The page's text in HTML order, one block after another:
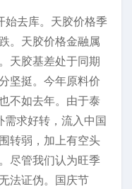
始去库。天胶价格季
。天胶价格金融属
天胶基差处于同期
坚挺。今年原料价
不如去年。由于泰
需求好转，流入中国
转弱，加上有空头
尽管我们认为旺季
法证伪。国庆节